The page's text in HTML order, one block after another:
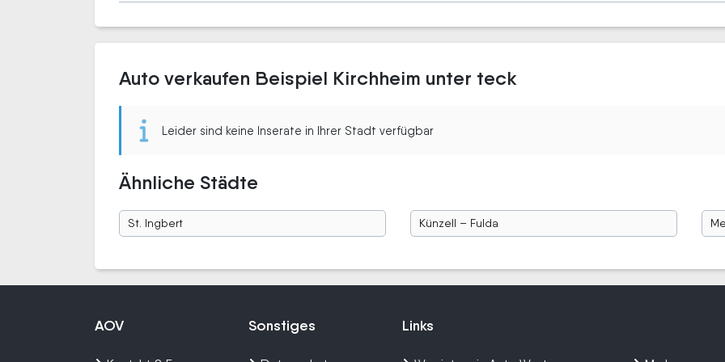
Auto verkaufen Beispiel Kirchheim unter teck
Leider sind keine Inserate in Ihrer Stadt verfügbar
Ähnliche Städte
St. Ingbert Künzell – Fulda
AOV Sonstiges Links